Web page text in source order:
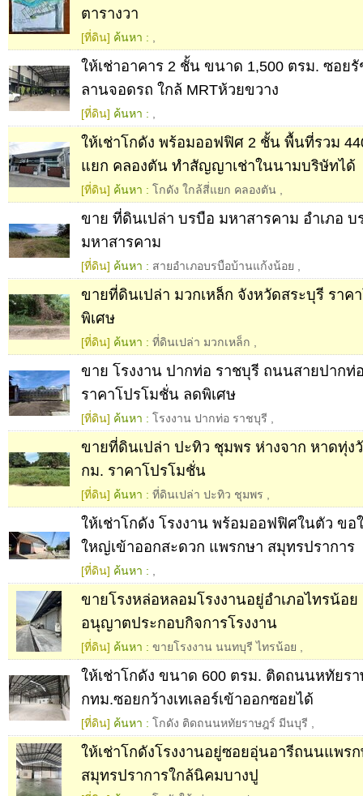
ตารางวา
[ที่ดิน] ค้นหา :
ให้เช่าอาคาร 2 ชั้น ขนาด 1,500 ตรม. ซอย
ลานจอดรถ ใกล้ MRTห้วยขวาง
[ที่ดิน] ค้นหา :
ให้เช่าโกดัง พร้อมออฟฟิศ 2 ชั้น พื้นที่รวม
แยก คลองตัน ทำสัญญาเช่าในนามบริษัทได้
[ที่ดิน] ค้นหา : โกดัง ใกล้สี่แยก คลองตัน
ขาย ที่ดินเปล่า บรบือ มหาสารคาม อำเภอ บ
มหาสารคาม
[ที่ดิน] ค้นหา : สายอำเภอบรบือบ้านแก้งน้อย
ขายที่ดินเปล่า มวกเหล็ก จังหวัดสระบุรี ราค
พิเศษ
[ที่ดิน] ค้นหา : ที่ดินเปล่า มวกเหล็ก
ขาย โรงงาน ปากท่อ ราชบุรี ถนนสายปากท่
ราคาโปรโมชั่น ลดพิเศษ
[ที่ดิน] ค้นหา : โรงงาน ปากท่อ ราชบุรี
ขายที่ดินเปล่า ปะทิว ชุมพร ห่างจาก หาดทุ่ง
กม. ราคาโปรโมชั่น
[ที่ดิน] ค้นหา : ที่ดินเปล่า ปะทิว ชุมพร
ให้เช่าโกดัง โรงงาน พร้อมออฟฟิศในตัว ขอ
ใหญ่เข้าออกสะดวก แพรกษา สมุทรปราการ
[ที่ดิน] ค้นหา :
ขายโรงหล่อหลอมโรงงานอยู่อำเภอไทรน้อ
อนุญาตประกอบกิจการโรงงาน
[ที่ดิน] ค้นหา : ขายโรงงาน นนทบุรี ไทรน้อย
ให้เช่าโกดัง ขนาด 600 ตรม. ติดถนนหทัยร
กทม.ซอยกว้างเทเลอร์เข้าออกซอยได้
[ที่ดิน] ค้นหา : โกดัง ติดถนนหทัยราษฎร์ มีนบุรี
ให้เช่าโกดังโรงงานอยู่ซอยอุ่นอารีถนนแพร
สมุทรปราการใกล้นิคมบางปู